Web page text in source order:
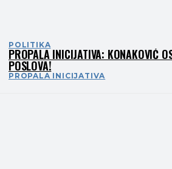
POLITIKA
PROPALA INICIJATIVA: KONAKOVIĆ
POSLOVA!
PROPALA INICIJATIVA